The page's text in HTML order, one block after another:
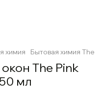
химия Бытовая химия The
The Pink
мл